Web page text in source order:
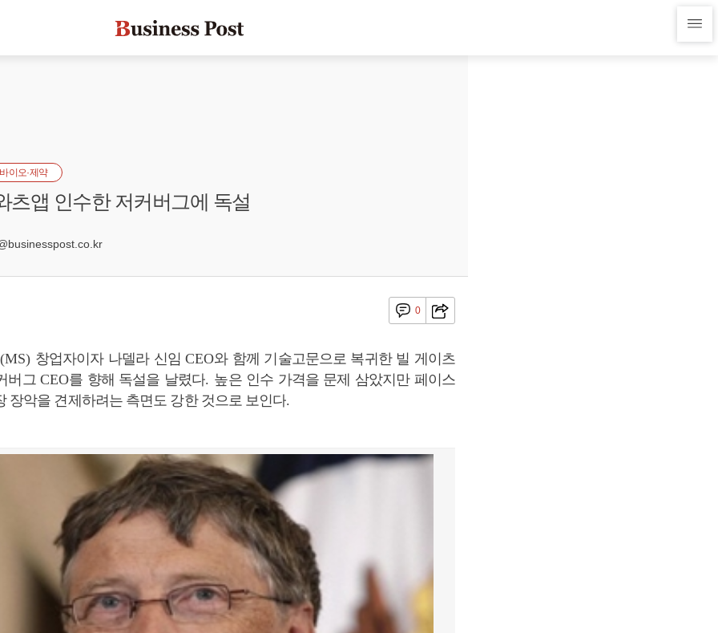
바이오·제약
츠앱 인수한 저커버그에 독설
0
(MS) 창업자이자 나델라 신임CEO와 함께 기술고문으로 복귀한 빌 게이츠
버그CEO를 향해 독설을 날렸다. 높은 인수 가격을 문제 삼았지만 페이스
장악을 견제하려는 측면도 강한 것으로 보인다.